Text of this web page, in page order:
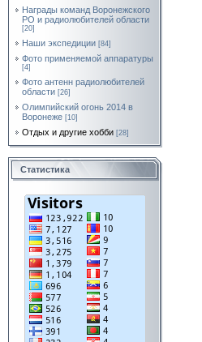
Награды команд Воронежского
РО и радиолюбителей области
[20]
Наши экспедиции [84]
Фото применяемой аппаратуры
[4]
Фото антенн радиолюбителей
области [26]
Олимпийский огонь 2014 в
Воронеже [10]
Отдых и другие хобби [28]
Статистика